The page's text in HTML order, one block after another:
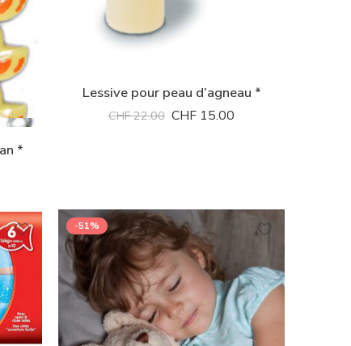
*
Lessive pour peau d’agneau *
CHF22.00 CHF 15.00
-51%